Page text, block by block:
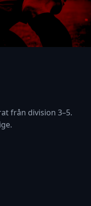
från division 3–5.